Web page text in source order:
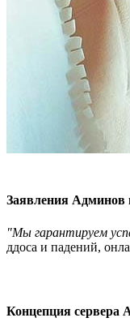
Заявления Админов
"Мы гарантируем
ддоса и падений,
Концепция сервера